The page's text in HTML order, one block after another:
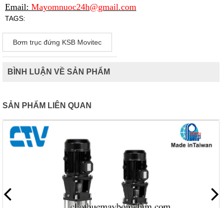
Email: Mayomnuoc24h@gmail.com
TAGS:
Bơm trục đứng KSB Movitec
BÌNH LUẬN VỀ SẢN PHẨM
SẢN PHẨM LIÊN QUAN